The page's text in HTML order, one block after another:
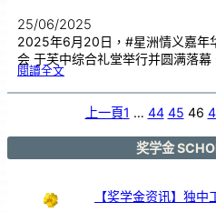
25/06/2025
2025年6月20日，#星洲情义嘉年
会 于芙中综合礼堂举行并圆满落
閱讀全文:芙
1
｜
齐
上一頁1 … 44 45 46
奖学金
【奖学金资讯】独